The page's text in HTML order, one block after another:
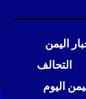
اليمن
التحالف
اليوم